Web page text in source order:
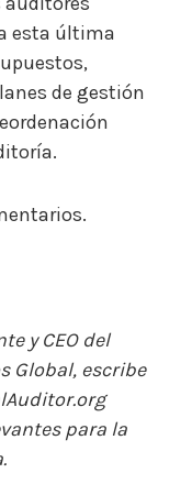
esta última
de gestión
y CEO del
Global, escribe
para la